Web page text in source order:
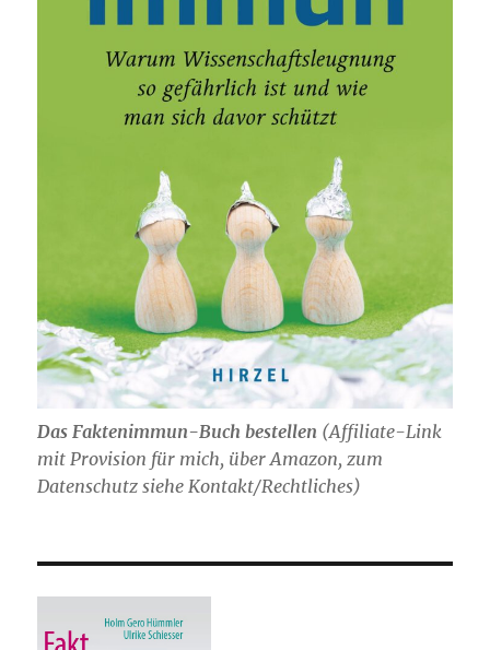
Das Faktenimmun-Buch bestellen (Affiliate-Link
mit Provision für mich, über Amazon, zum
Datenschutz siehe Kontakt/Rechtliches)